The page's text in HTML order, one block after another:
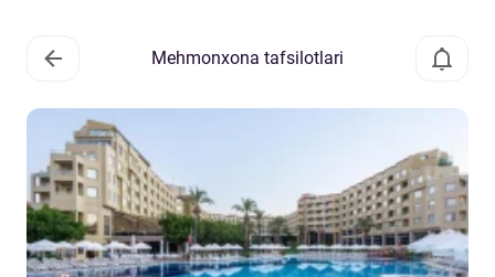
Mehmonxona tafsilotlari